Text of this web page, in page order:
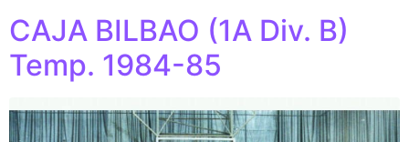
CAJA BILBAO (1A Div. B)
Temp. 1984-85